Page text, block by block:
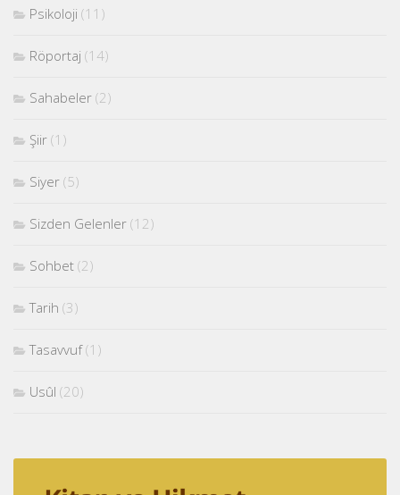
Psikoloji (11)
Röportaj (14)
Sahabeler (2)
Şiir (1)
Siyer (5)
Sizden Gelenler (12)
Sohbet (2)
Tarih (3)
Tasavvuf(1)
Usûl (20)